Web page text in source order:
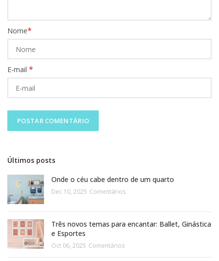
Nome*
E-mail *
Últimos posts
Onde o céu cabe dentro de um quarto
Dec 10, 2025 Comentários
Três novos temas para encantar: Ballet, Ginástica
e Esportes
Oct 06, 2025 Comentários